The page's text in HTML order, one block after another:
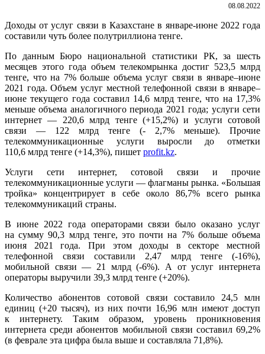
08.08.2022
Доходы от услуг связи в Казахстане в январе-июне 2022 года
составили чуть более полутриллиона тенге.
По данным Бюро национальной статистики РК, за шесть
месяцев этого года объем телекомрынка достиг 523,5 млрд
тенге, что на 7% больше объема услуг связи в январе–июне
2021 года. Объем услуг местной телефонной связи в январе–
июне текущего года составил 14,6 млрд тенге, что на 17,3%
меньше объема аналогичного периода 2021 года; услуги сети
интернет — 220,6 млрд тенге (+15,2%) и услуги сотовой
связи — 122 млрд тенге (- 2,7% меньше). Прочие
телекоммуникационные услуги выросли до отметки
110,6 млрд тенге (+14,3%), пишет profit.kz.
Услуги сети интернет, сотовой связи и прочие
телекоммуникационные услуги — флагманы рынка. «Большая
тройка» концентрирует в себе около 86,7% всего рынка
телекоммуникаций страны.
В июне 2022 года операторами связи было оказано услуг
на сумму 90,3 млрд тенге, это почти на 7% больше объема
июня 2021 года. При этом доходы в секторе местной
телефонной связи составили 2,47 млрд тенге (-16%),
мобильной связи — 21 млрд (-6%). А от услуг интернета
операторы выручили 39,3 млрд тенге (+20%).
Количество абонентов сотовой связи составило 24,5 млн
единиц (+20 тысяч), из них почти 16,96 млн имеют доступ
к интернету. Таким образом, уровень проникновения
интернета среди абонентов мобильной связи составил 69,2%
(в феврале эта цифра была выше и составляла 71,8%).